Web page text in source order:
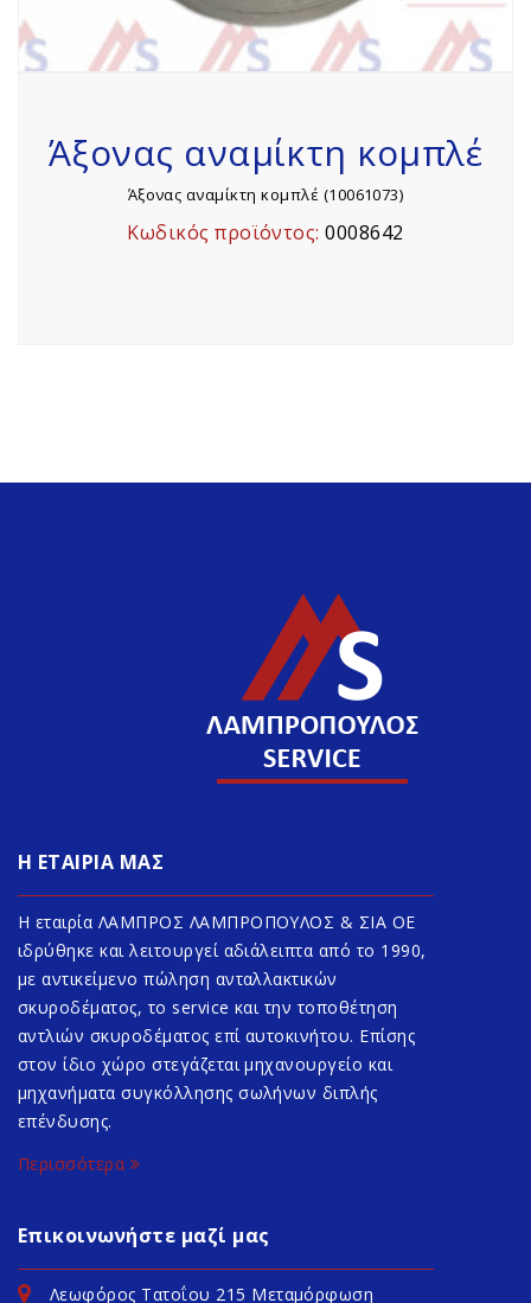
Άξονας αναμίκτη κομπλέ
Άξονας αναμίκτη κομπλέ (10061073)
Κωδικός προϊόντος:0008642
Η ΕΤΑΙΡΙΑ ΜΑΣ
Η εταιρία ΛΑΜΠΡΟΣ ΛΑΜΠΡΟΠΟΥΛΟΣ & ΣΙΑ ΟΕ
ιδρύθηκε και λειτουργεί αδιάλειπτα από το 1990,
με αντικείμενο πώληση ανταλλακτικών
σκυροδέματος, το service και την τοποθέτηση
αντλιών σκυροδέματος επί αυτοκινήτου. Επίσης
στον ίδιο χώρο στεγάζεται μηχανουργείο και
μηχανήματα συγκόλλησης σωλήνων διπλής
επένδυσης.
Περισσότερα
Επικοινωνήστε μαζί μας
Λεωφόρος Τατοΐου 215 Μεταμόρφωση